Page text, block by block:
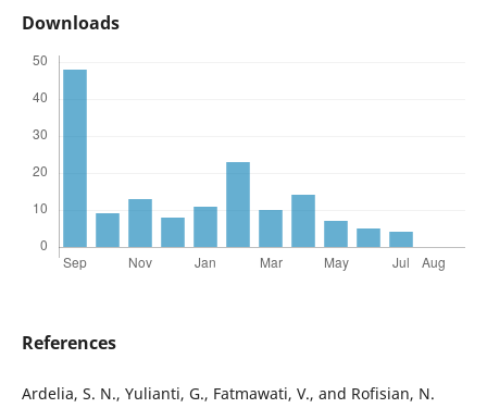
Downloads
References
Ardelia, S. N., Yulianti, G., Fatmawati, V., and Rofisian, N.